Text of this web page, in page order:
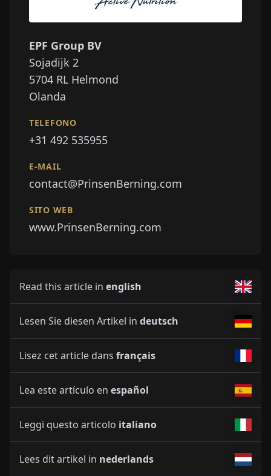
EPF Group BV
Sojadijk 2
5704 RL Helmond
Olanda
TELEFONO
+31 492 535955
E-MAIL
contact@PrinsenBerning.com
SITO WEB
www.PrinsenBerning.com
Read this article in english
Lesen Sie diesen Artikel in deutsch
Lisez cet article dans français
Lea este artículo en español
Leggi questo articolo italiano
Lees dit artikel in nederlands